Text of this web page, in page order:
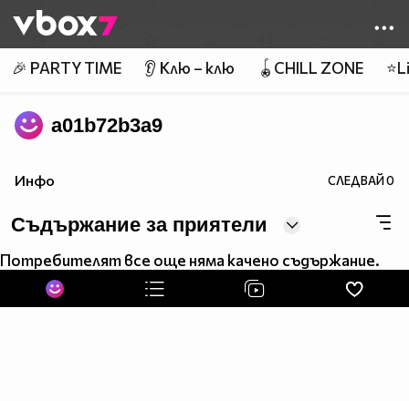
👾
🎉 PARTY TIME 👂 Клю – клю 🪀CHILL ZONE
a01b72b3a9
Инфо СЛЕДВАЙ0
Съдържание за приятели
Потребителят все още няма качено съдържание.